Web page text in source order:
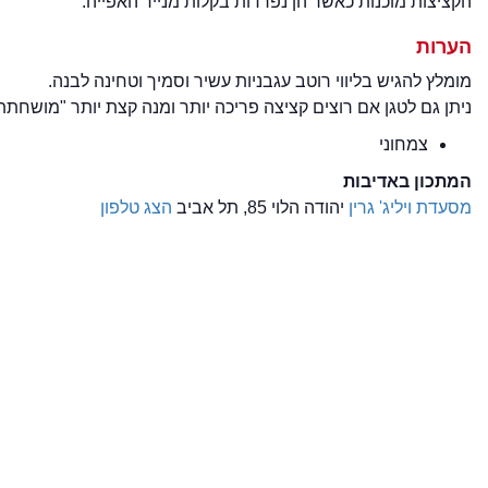
הערות
מומלץ להגיש בליווי רוטב עגבניות עשיר וסמיך וטחינה לבנה.
ניתן גם לטגן אם רוצים קציצה פריכה יותר ומנה קצת יותר
צמחוני
המתכון באדיבות
מסעדת ויליג' גרין יהודה הלוי 85, תל אביב הצג טלפון